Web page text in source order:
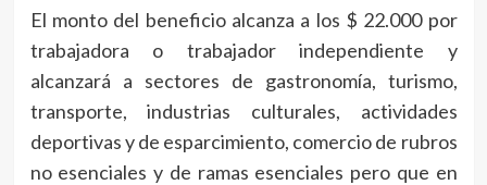
El monto del beneficio alcanza a los $ 22.000 por
trabajadora o trabajador independiente y
alcanzará a sectores de gastronomía, turismo,
transporte, industrias culturales, actividades
deportivas y de esparcimiento, comercio de rubros
no esenciales y de ramas esenciales pero que en